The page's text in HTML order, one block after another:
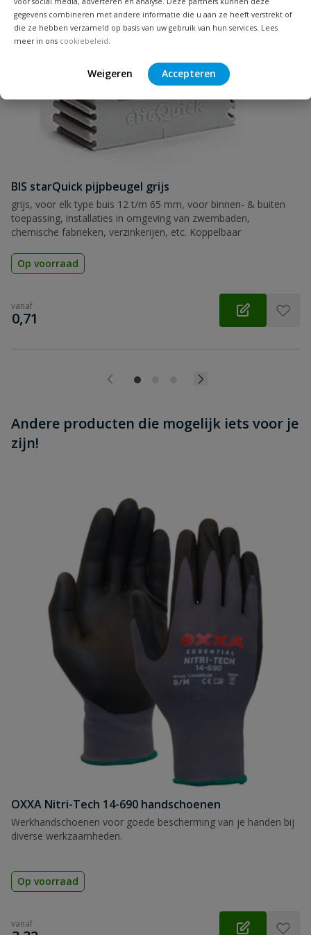
gegevens combineren met andere informatie die u aan ze heeft verstrekt of
die ze hebben verzameld op basis van uw gebruik van hun services. Lees
meer in ons cookiebeleid.
Weigeren Accepteren
Naam
Beoordeling
Beoordeling versturen
BIS starQuick pijpbeugel grijs
grijs, voor elk type buis 12 t/m 65 mm, voor binnen- & buiten
toepassing, installaties in omgeving van zwembaden,
chemische fabrieken, verzinkerijen, etc. Koppelbaar
Op voorraad
vanaf
€
0,71
Andere producten die mogelijk iets voor je
zijn!
OXXA Nitri-Tech 14-690 handschoenen
Werkhandschoenen voor goede bescherming van je handen bij
diverse werkzaamheden.
Op voorraad
vanaf